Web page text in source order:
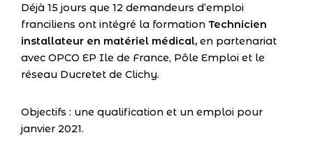
Déjà 15 jours que 12 demandeurs d’emploi
franciliens ont intégré la formation Technicien
installateur en matériel médical, en partenariat
avec OPCO EP Ile de France, Pôle Emploi et le
réseau Ducretet de Clichy.
Objectifs : une qualification et un emploi pour
janvier 2021.